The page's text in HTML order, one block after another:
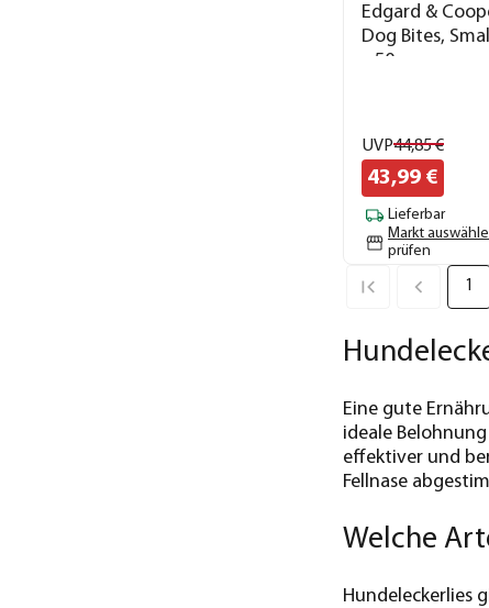
Edgard &
Dog Bites,
x 50 g
UVP44,85€
43,99 €
Lieferbar
Markt
prüfen
1
Eine gute
ideale
effektiver und
Fellnase
Welche
Hundeleckerlies